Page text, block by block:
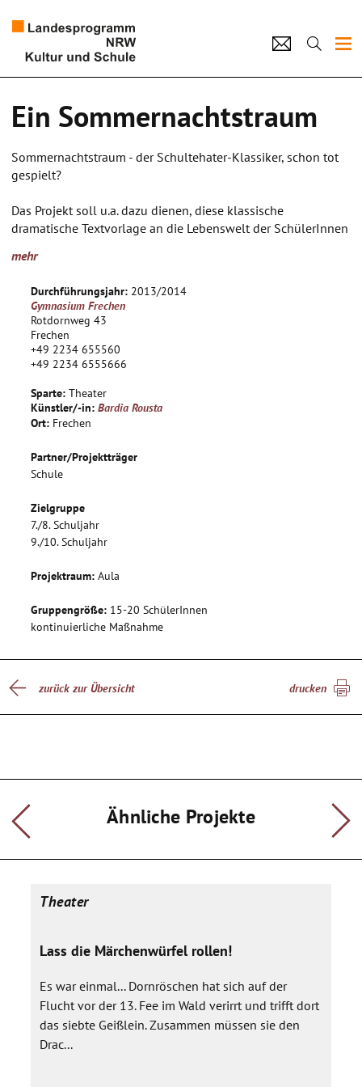
Künstlerpool
Schulen
Kultur und Schule
Ein Sommernachtstraum
Sommernachtstraum - der Schultehater-Klassiker, schon tot
gespielt?
Das Projekt soll u.a. dazu dienen, diese klassische
dramatische Textvorlage an die Lebenswelt der SchülerInnen
SchülerInnen ein Lebensweltbezug erarbeitet werden, um so
Variante zu entwickeln.
- Besuche verschiedener Theateraufführungen
- Besuch der Werkstätten der Bühne Köln
Die Projektgruppe ist nicht nur für die Präsentation des
Bühnenstücks zuständig, sondern entwickelt Kostüme,
Bühnenbild und Raumkonzept im Rahmen der Kooperatopn
mehr
Durchführungsjahr: 2013/2014
Gymnasium Frechen
Rotdornweg 43
Frechen
+49 2234 655560
+49 2234 6555666
Sparte: Theater
Künstler/-in: Bardia Rousta
Ort: Frechen
Partner/Projektträger
Schule
Zielgruppe
7./8. Schuljahr
9./10. Schuljahr
Projektraum: Aula
Gruppengröße: 15-20 SchülerInnen
kontinuierliche Maßnahme
zurück zur Übersicht drucken
Ähnliche Projekte
Theater
Lass die Märchenwürfel rollen!
Es war einmal... Dornröschen hat sich auf der
Flucht vor der 13. Fee im Wald verirrt und trifft dort
das siebte Geißlein. Zusammen müssen sie den
Drac...